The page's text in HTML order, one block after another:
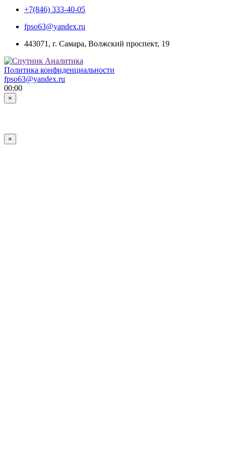
+7(846) 333-40-05
fpso63@yandex.ru
443071, г. Самара, Волжский проспект, 19
Политика конфиденциальности
fpso63@yandex.ru
00:00
×
×